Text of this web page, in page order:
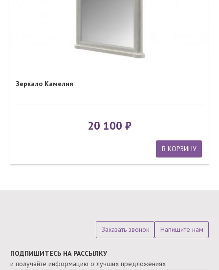
Зеркало Камелия
20 100
В КОРЗИНУ
Заказать звонок Напишите нам
ПОДПИШИТЕСЬ НА РАССЫЛКУ
и получайте информацию о лучших предложениях